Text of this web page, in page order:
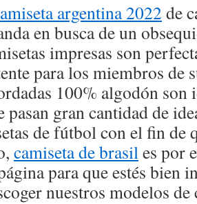
argentina 2022 de
en busca de un
impresas son
para los miembros de
100% algodón son
gran cantidad de
de fútbol con el fin de
camiseta de brasiles por
para que estés bien
nuestros modelos de